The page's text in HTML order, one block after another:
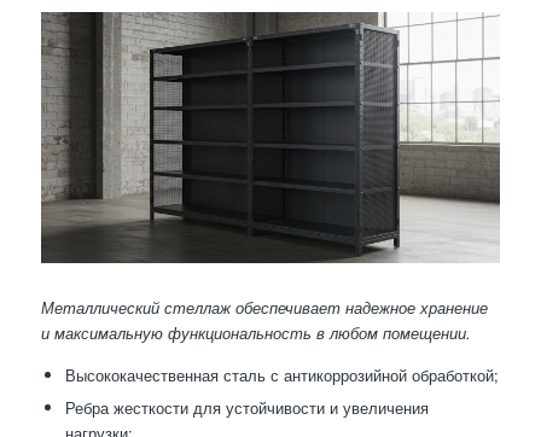
Металлический стеллаж обеспечивает надежное хранение
и максимальную функциональность в любом помещении.
Высококачественная сталь с антикоррозийной обработкой;
Ребра жесткости для устойчивости и увеличения